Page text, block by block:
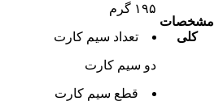
مشخصات
کلی
۱۹۵ گرم
تعداد سيم کارت
دو سيم کارت
قطع سيم کارت